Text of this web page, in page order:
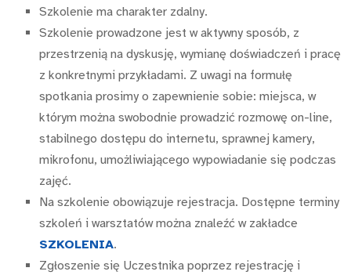
Szkolenie ma charakter zdalny.
Szkolenie prowadzone jest w aktywny sposób, z
przestrzenią na dyskusję, wymianę doświadczeń i pracę
z konkretnymi przykładami. Z uwagi na formułę
spotkania prosimy o zapewnienie sobie: miejsca, w
którym można swobodnie prowadzić rozmowę on-line,
stabilnego dostępu do internetu, sprawnej kamery,
mikrofonu, umożliwiającego wypowiadanie się podczas
zajęć.
Na szkolenie obowiązuje rejestracja. Dostępne terminy
szkoleń i warsztatów można znaleźć w zakładce
SZKOLENIA.
Zgłoszenie się Uczestnika poprzez rejestrację i